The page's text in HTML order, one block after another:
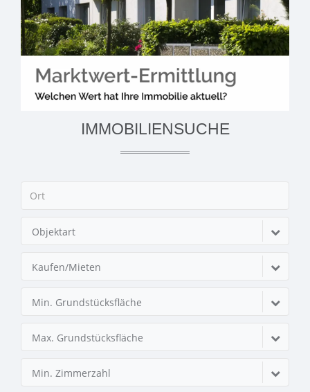
IMMOBILIENSUCHE
Objektart
Kaufen/Mieten
Min. Grundstücksfläche
Max. Grundstücksfläche
Min. Zimmerzahl